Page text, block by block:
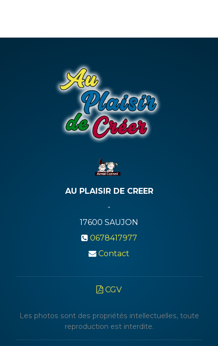
AU PLAISIR DE CREER
-
17600 SAUJON
0678417977
Contact
CGV
Les photos sont des propriétés intellectuelles, toute
reproduction est interdite.